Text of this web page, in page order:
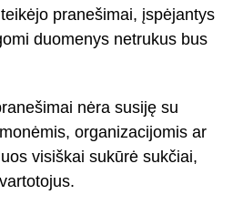
pranešimai, įspėjantys
duomenys netrukus bus
nėra susiję su
organizacijomis ar
visiškai sukūrė sukčiai,